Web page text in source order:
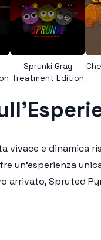
Sprunki Gray
Treatment Edition
vivace e dinamica
un'esperienza
arrivato, Spruted